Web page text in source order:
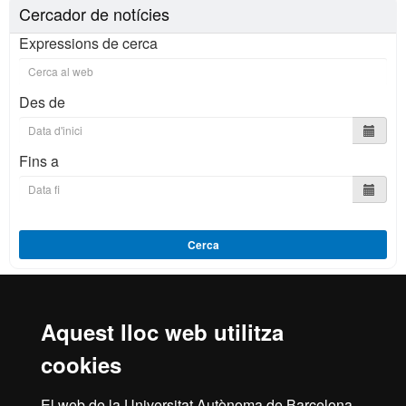
Aquest lloc web utilitza
cookies
Cercador de notícies
Expressions de cerca
Des de
Fins a
Cerca
Reconeixement internacional de l'excel·lència